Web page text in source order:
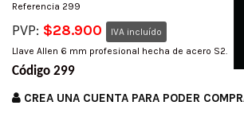
Referencia 299
PVP: $28.900
IVA incluído
Llave Allen 6 mm profesional hecha de acero S2.
Código 299
CREA UNA CUENTA PARA PODER